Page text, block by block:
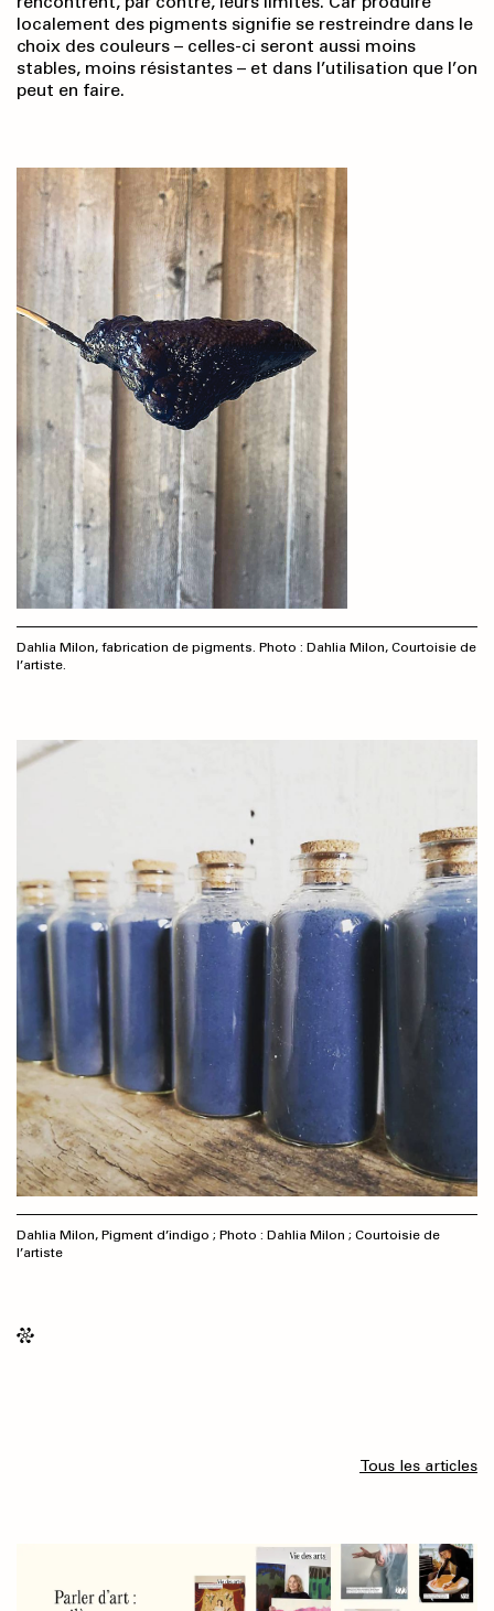
localement des pigments signifie se restreindre dans le
choix des couleurs – celles-ci seront aussi moins
stables, moins résistantes – et dans l’utilisation que l’on
peut en faire.
Dahlia Milon, fabrication de pigments. Photo : Dahlia Milon, Courtoisie de
l’artiste.
Dahlia Milon, Pigment d’indigo ; Photo : Dahlia Milon ; Courtoisie de
l’artiste
Tous les articles